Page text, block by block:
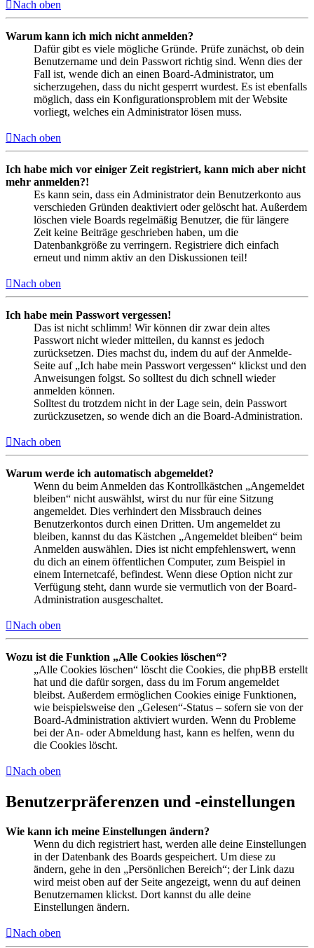
Nach oben
Warum kann ich mich nicht anmelden?
Dafür gibt es viele mögliche Gründe. Prüfe zunächst, ob dein
Benutzername und dein Passwort richtig sind. Wenn dies der
Fall ist, wende dich an einen Board-Administrator, um
sicherzugehen, dass du nicht gesperrt wurdest. Es ist ebenfalls
möglich, dass ein Konfigurationsproblem mit der Website
vorliegt, welches ein Administrator lösen muss.
Nach oben
Ich habe mich vor einiger Zeit registriert, kann mich aber nicht
mehr anmelden?!
Es kann sein, dass ein Administrator dein Benutzerkonto aus
verschieden Gründen deaktiviert oder gelöscht hat. Außerdem
löschen viele Boards regelmäßig Benutzer, die für längere
Zeit keine Beiträge geschrieben haben, um die
Datenbankgröße zu verringern. Registriere dich einfach
erneut und nimm aktiv an den Diskussionen teil!
Nach oben
Ich habe mein Passwort vergessen!
Das ist nicht schlimm! Wir können dir zwar dein altes
Passwort nicht wieder mitteilen, du kannst es jedoch
zurücksetzen. Dies machst du, indem du auf der Anmelde-
Seite auf „Ich habe mein Passwort vergessen“ klickst und den
Anweisungen folgst. So solltest du dich schnell wieder
anmelden können.
Solltest du trotzdem nicht in der Lage sein, dein Passwort
zurückzusetzen, so wende dich an die Board-Administration.
Nach oben
Warum werde ich automatisch abgemeldet?
Wenn du beim Anmelden das Kontrollkästchen „Angemeldet
bleiben“ nicht auswählst, wirst du nur für eine Sitzung
angemeldet. Dies verhindert den Missbrauch deines
Benutzerkontos durch einen Dritten. Um angemeldet zu
bleiben, kannst du das Kästchen „Angemeldet bleiben“ beim
Anmelden auswählen. Dies ist nicht empfehlenswert, wenn
du dich an einem öffentlichen Computer, zum Beispiel in
einem Internetcafé, befindest. Wenn diese Option nicht zur
Verfügung steht, dann wurde sie vermutlich von der Board-
Administration ausgeschaltet.
Nach oben
Wozu ist die Funktion „Alle Cookies löschen“?
„Alle Cookies löschen“ löscht die Cookies, die phpBB erstellt
hat und die dafür sorgen, dass du im Forum angemeldet
bleibst. Außerdem ermöglichen Cookies einige Funktionen,
wie beispielsweise den „Gelesen“-Status – sofern sie von der
Board-Administration aktiviert wurden. Wenn du Probleme
bei der An- oder Abmeldung hast, kann es helfen, wenn du
die Cookies löscht.
Nach oben
Benutzerpräferenzen und -einstellungen
Wie kann ich meine Einstellungen ändern?
Wenn du dich registriert hast, werden alle deine Einstellungen
in der Datenbank des Boards gespeichert. Um diese zu
ändern, gehe in den „Persönlichen Bereich“; der Link dazu
wird meist oben auf der Seite angezeigt, wenn du auf deinen
Benutzernamen klickst. Dort kannst du alle deine
Einstellungen ändern.
Nach oben